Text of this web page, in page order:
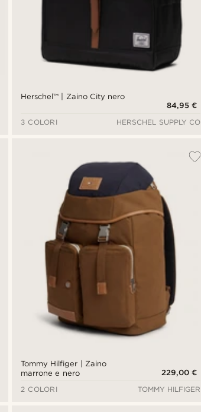
Herschel™ | Zaino City nero
84,95 €
3 COLORI
HERSCHEL SUPPLY CO
Tommy Hilfiger | Zaino
marrone e nero
229,00 €
2 COLORI
TOMMY HILFIGER